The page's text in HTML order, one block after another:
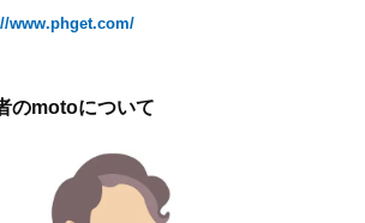
www.phget.com/
のmotoについて